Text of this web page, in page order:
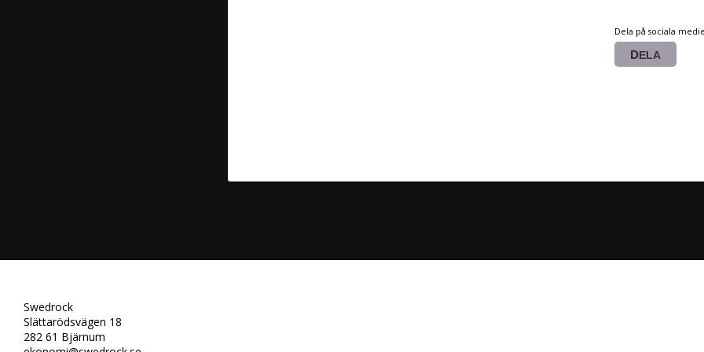
Dela på sociala
DELA
Swedrock
Slättarödsvägen 18
282 61 Bjärnum